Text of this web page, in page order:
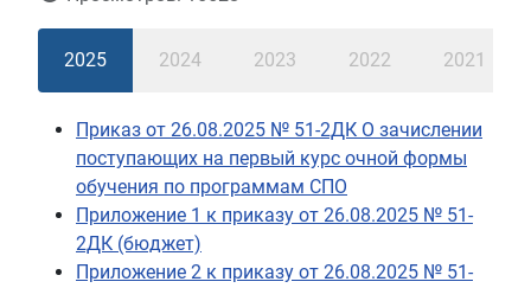
2025 2024 2023 2022 2021
Приказ от 26.08.2025 № 51-2ДК О зачислении
поступающих на первый курс очной формы
обучения по программам СПО
Приложение 1 к приказу от 26.08.2025 № 51-
2ДК (бюджет)
Приложение 2 к приказу от 26.08.2025 № 51-